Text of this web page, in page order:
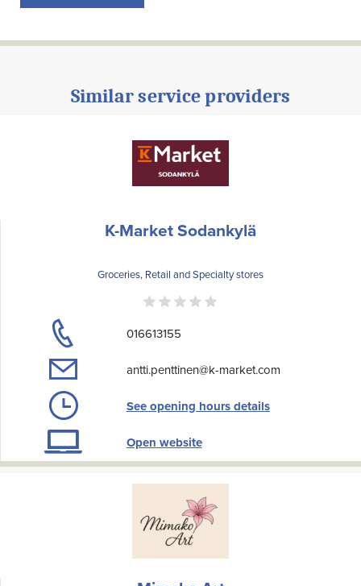
Similar service providers
K-Market Sodankylä
Groceries, Retail and Specialty stores
016613155
antti.penttinen@k-market.com
See opening hours details
Open website